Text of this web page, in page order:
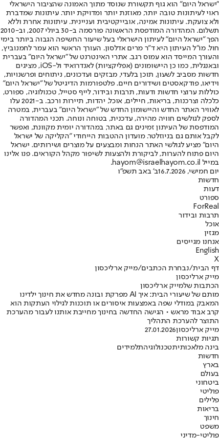
"ישראל היום" הוא גוף תקשורת שנוסד מתוך האמונה שהציבור הישראלי
ראוי לעיתונות טובה יותר, מאוזנת יותר ומדויקת יותר. עיתונות שמדברת
ולא צועקת. עיתונות אמינה, אובייקטיבית ועניינית. עיתונות אחרת וללא
תשלום. המהדורה המודפסת הראשונה פורסמה ב-30 ביולי 2007, וב-2010
הפך "ישראל היום" לעיתון הישראלי בעל שיעור החשיפה הגבוה ביותר בימי
חול. מו"ל העיתון היא ד"ר מרים אדלסון. העורך הראשי הוא עמר לחמנוביץ,
והעורך המייסד הוא עמוס רגב. אתרי האינטרנט של "ישראל היום" בעברית
ובאנגלית, כמו כן היישומונים (אפליקציות) לאנדרואיד ול-iOS, מציגים
חדשות מסביב לשעון, תוכן בלעדי, מבזקים ועדכונים, ניתוחים ופרשנויות,
וידיאו, פודקאסטים ושידורים חיים. פלטפורמות הדיגיטל של "ישראל היום"
כוללות ערוצי חדשות ודעות, תרבות ובידור, לייף סטייל, טכנולוגיה, ספורט,
כלכלה וצרכנות, בריאות, חיילים, אוכל, יהדות, תיירות ורכב. ב-2021 עלו
לאוויר האתר החדש והיישומון החדש של "ישראל היום" בעברית, במטרה
לספק לגולשים חוויה מהירה, עדכנית, בטוחה ונוחה. תכני המהדורה
המודפסת של העיתון זמינים גם באתר, במהדורה יומית מקוונת, ואפשר
לקבל אותם גם בניוזלטר. מועדון ההטבות הייחודי "הקליקה של ישראל
היום" מציע לגולשי האתר הנחות ומבצעים על מוצרים ושירותים. ישראל
היום פתוח להערות, לביקורת ולהצעות לשיפור מקהל הקוראים. פנו אלינו
במייל hayom@israelhayom.co.il.
יום חמישי, 16.7.2026
ב' באב תשפ"ו
חדשות
דעות
ספורט
ForReal
תרבות ובידור
אוכל
מגזין
אנחנו מגייסים
English
X
דף הבית/נבחרת הכתבים/מייק ארליכסון
מייק ארליכסון
הכתבות שלמייק ארליכסון
מותם של שיעורי הבית: איך AI מפרקת ובונה מחדש את חינוך ילדינו
המאבק במודלי שפה באמצעות איסורים או תוכנות לגילוי העתקות הוא
קרב אבוד מראש • הגישה החדשה בחינוך מחייבת אותנו לעבור מהערכת
התוצר להערכת התהליך
מייק ארליכסון27.01.2026
תגיות קשורות
בינה מלאכותיתטכנולוגיהתלמידים
חדשות
בארץ
בעולם
ביטחוני
פוליטי
פלילים
בריאות
חינוך
משפט
פוליטי-מדיני